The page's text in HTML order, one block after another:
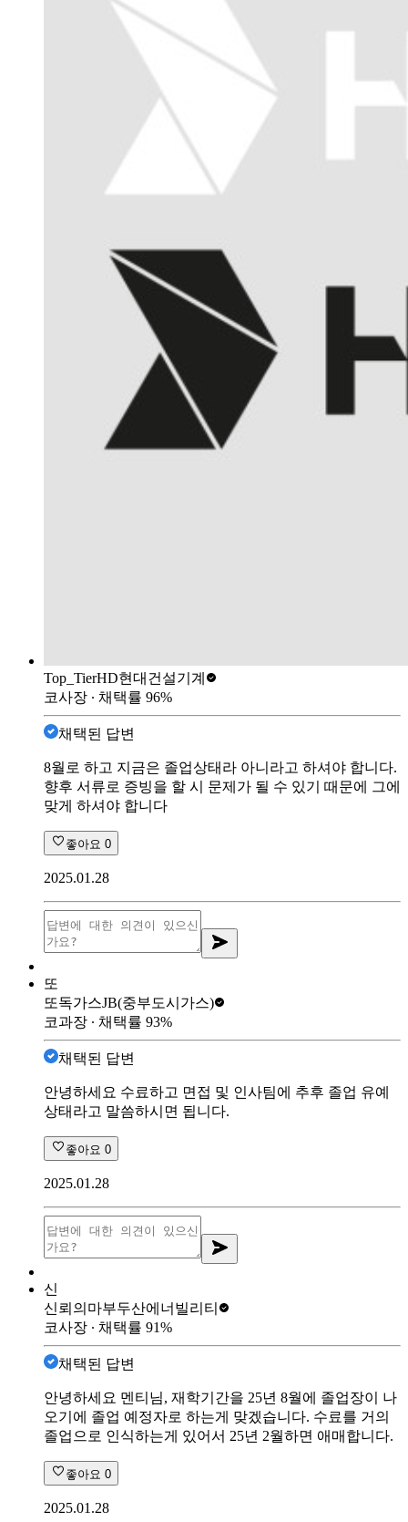
Top_TierHD현대건설기계
코사장 ∙ 채택률 96%
채택된 답변
8월로 하고 지금은 졸업상태라 아니라고 하셔야 합니다.
향후 서류로 증빙을 할 시 문제가 될 수 있기 때문에 그에
맞게 하셔야 합니다
좋아요 0
2025.01.28
또
또독가스JB(중부도시가스)
코과장 ∙ 채택률 93%
채택된 답변
안녕하세요 수료하고 면접 및 인사팀에 추후 졸업 유예
상태라고 말씀하시면 됩니다.
좋아요 0
2025.01.28
신
신뢰의마부두산에너빌리티
코사장 ∙ 채택률 91%
채택된 답변
안녕하세요 멘티님, 재학기간을 25년 8월에 졸업장이 나
오기에 졸업 예정자로 하는게 맞겠습니다. 수료를 거의
졸업으로 인식하는게 있어서 25년 2월하면 애매합니다.
좋아요 0
2025.01.28